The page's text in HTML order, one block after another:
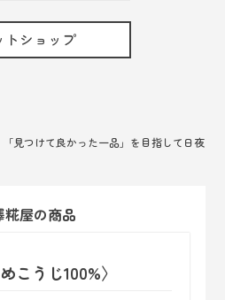
トショップ
見つけて良かった一品」を目指して日夜
糀屋の商品
こうじ100%〉